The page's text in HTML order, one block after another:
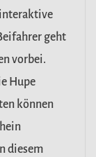
interaktive
geht
vorbei.
Hupe
können
diesem